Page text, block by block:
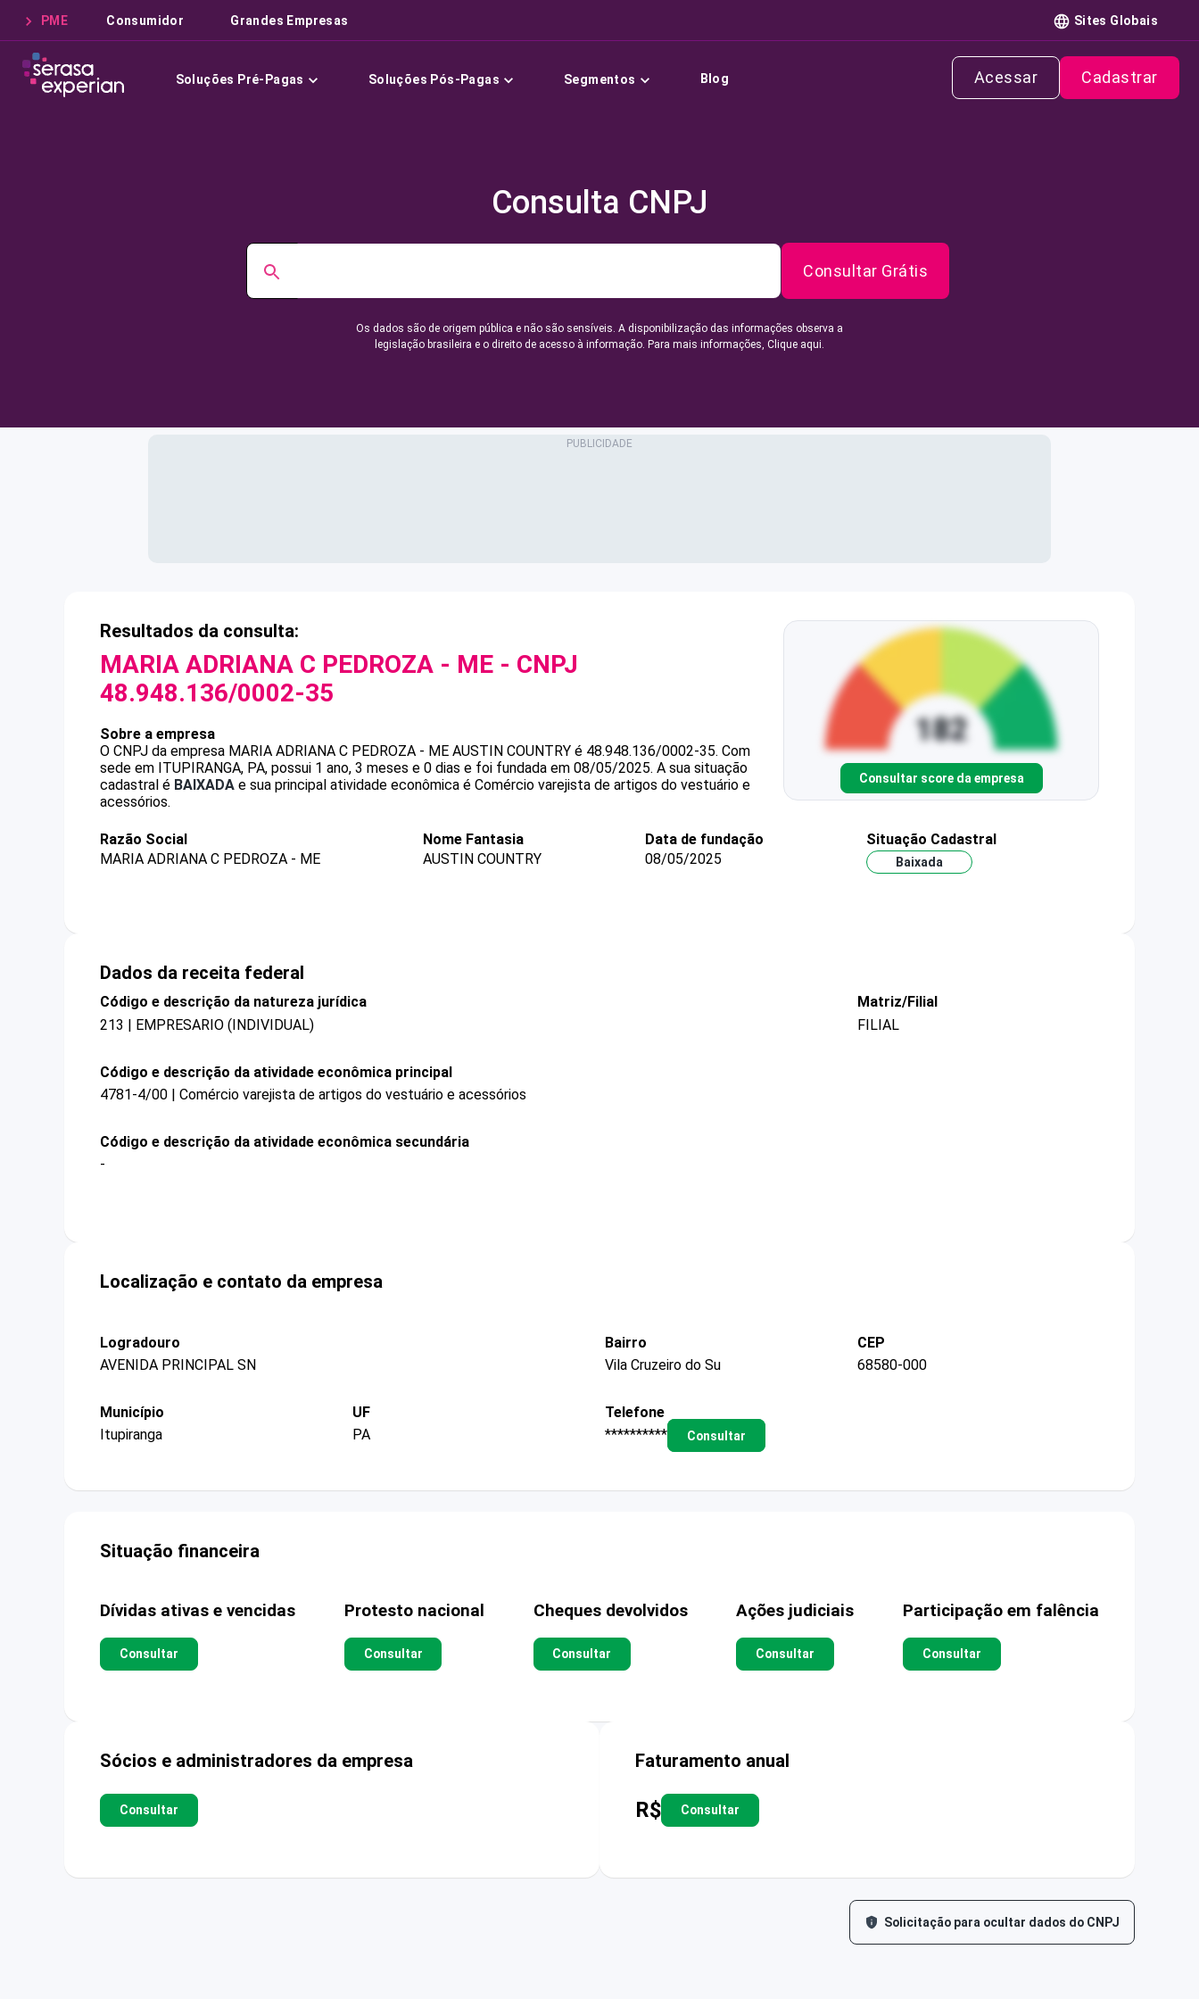
PME Consumidor Grandes Empresas Sites Globais
Soluções Pré-Pagas Soluções Pós-Pagas Segmentos Blog Acessar Cadastrar
Consulta CNPJ
Consultar Grátis
Os dados são de origem pública e não são sensíveis. A disponibilização das informações observa a
legislação brasileira e o direito de acesso à informação. Para mais informações, Clique aqui.
Resultados da consulta:
MARIA ADRIANA C PEDROZA - ME - CNPJ
48.948.136/0002-35
Sobre a empresa
O CNPJ da empresa MARIA ADRIANA C PEDROZA - ME AUSTIN COUNTRY é 48.948.136/0002-35. Com
sede em ITUPIRANGA, PA, possui 1 ano, 3 meses e 0 dias e foi fundada em 08/05/2025. A sua situação
cadastral é BAIXADA e sua principal atividade econômica é Comércio varejista de artigos do vestuário e
acessórios.
Consultar score da empresa
Razão Social
MARIA ADRIANA C PEDROZA - ME
Nome Fantasia
AUSTIN COUNTRY
Data de fundação
08/05/2025
Situação Cadastral
Baixada
Dados da receita federal
Código e descrição da natureza jurídica
213 | EMPRESARIO (INDIVIDUAL)
Matriz/Filial
FILIAL
Código e descrição da atividade econômica principal
4781-4/00 | Comércio varejista de artigos do vestuário e acessórios
Código e descrição da atividade econômica secundária
-
Localização e contato da empresa
Logradouro
AVENIDA PRINCIPAL SN
Bairro
Vila Cruzeiro do Su
CEP
68580-000
Município
Itupiranga
UF
PA
Telefone
**********
Consultar
Situação financeira
Dívidas ativas e vencidas
Consultar
Protesto nacional
Consultar
Cheques devolvidos
Consultar
Ações judiciais
Consultar
Participação em falência
Consultar
Sócios e administradores da empresa
Consultar
Faturamento anual
R$ Consultar
Solicitação para ocultar dados do CNPJ